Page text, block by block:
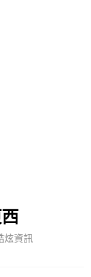
炫資訊